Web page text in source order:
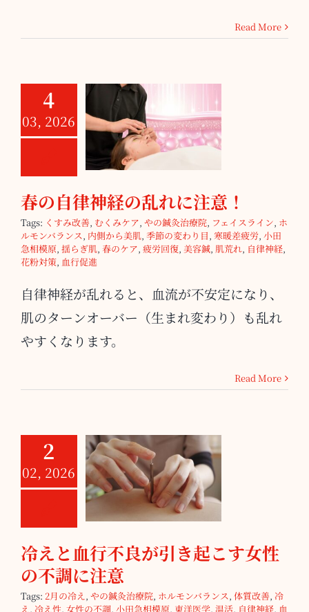
Read More
4
03, 2026
春の自律神経の
乱れに注意！
春の自律神経の乱れに注意！
Tags: くすみ改善, むくみケア, やの鍼灸治療院, フェイスライン, ホ
ルモンバランス, 内側から美肌, 季節の変わり目, 寒暖差疲労, 小田
急相模原, 揺らぎ肌, 春のケア, 疲労回復, 美容鍼, 肌荒れ, 自律神経,
花粉対策, 血行促進
自律神経が乱れると、血流が不安定になり、
肌のターンオーバー（生まれ変わり）も乱れ
やすくなります。
Read More
2
02, 2026
冷えと血行不良
が引き起こす女
性の不調に注意
冷えと血行不良が引き起こす女性
の不調に注意
Tags: 2月の冷え, やの鍼灸治療院, ホルモンバランス, 体質改善, 冷
え, 冷え性, 女性の不調, 小田急相模原, 東洋医学, 温活, 自律神経, 血